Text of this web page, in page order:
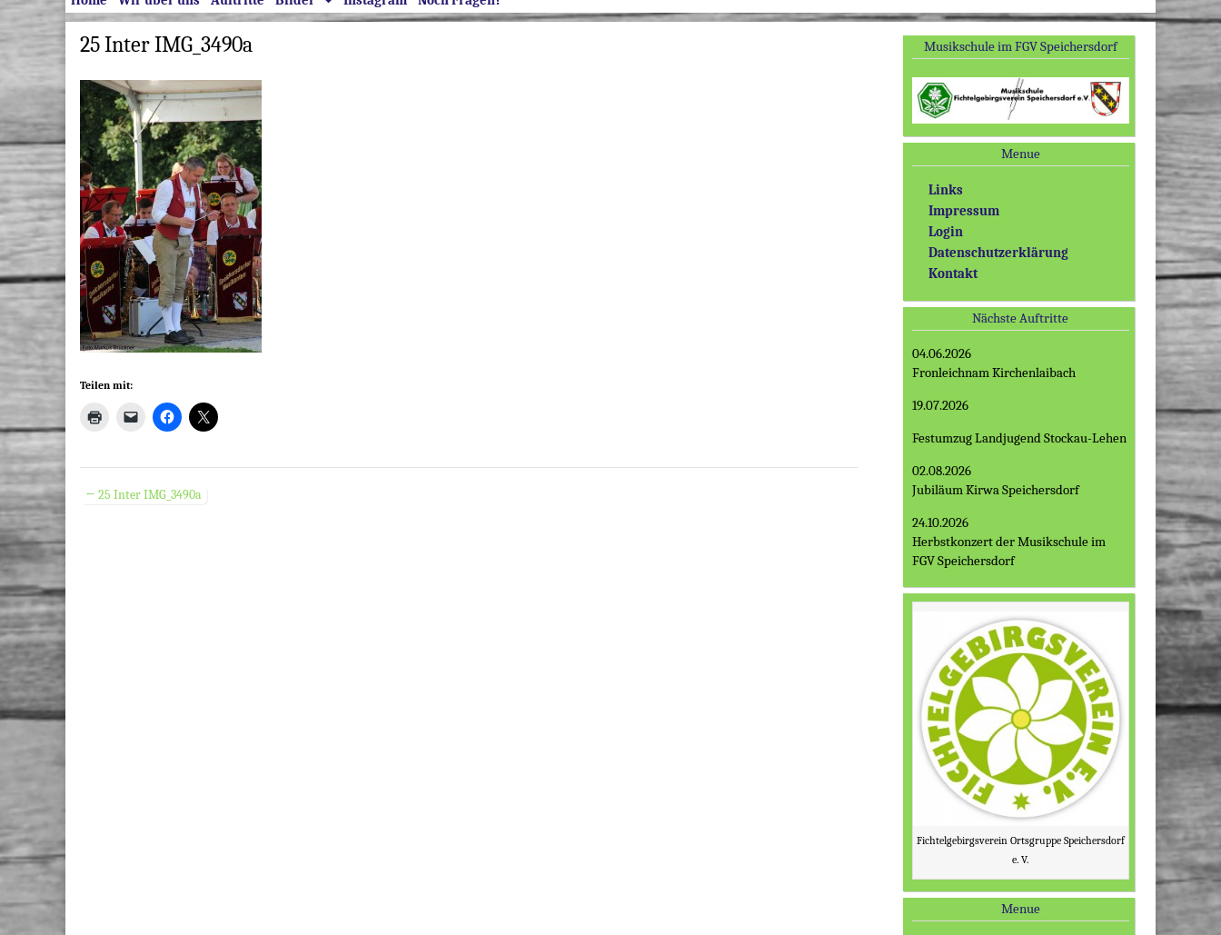
Main menu
Sub menu
25 Inter IMG_3490a
Teilen mit:
Post navigation
← 25 Inter IMG_3490a
Musikschule im FGV Speichersdorf
Menue
Links
Impressum
Login
Datenschutzerklärung
Kontakt
Nächste Auftritte
04.06.2026
Fronleichnam Kirchenlaibach
19.07.2026
Festumzug Landjugend Stockau-Lehen
02.08.2026
Jubiläum Kirwa Speichersdorf
24.10.2026
Herbstkonzert der Musikschule im
FGV Speichersdorf
Fichtelgebirgsverein Ortsgruppe Speichersdorf
e. V.
Menue